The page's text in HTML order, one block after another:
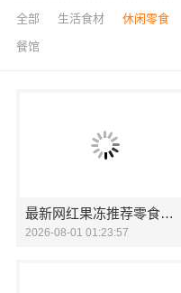
全部 生活食材 休闲零食
餐馆
最新网红果冻推荐零食大明星多风味尝鲜
2026-08-01 01:23:57